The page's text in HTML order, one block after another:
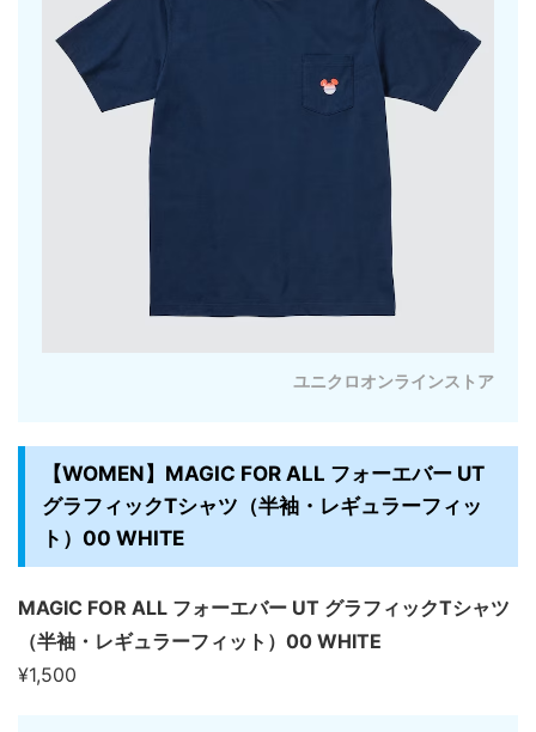
ユニクロオンラインストア
【WOMEN】MAGIC FOR ALL フォーエバー UT
グラフィックTシャツ（半袖・レギュラーフィッ
ト）00 WHITE
MAGIC FOR ALL フォーエバー UT グラフィックTシャツ
（半袖・レギュラーフィット）00 WHITE
¥1,500